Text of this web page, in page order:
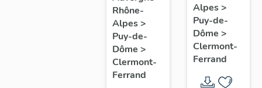
l'opération
ponctuelle
"Muraille
de
Chine"
Rhône-
Alpes>
Puy-de-
Dôme >
Clermont-
Ferrand
Ferrand
: les
raisons
de
l'étude
Alpes>
Puy-de-
Dôme >
Clermont-
Ferrand